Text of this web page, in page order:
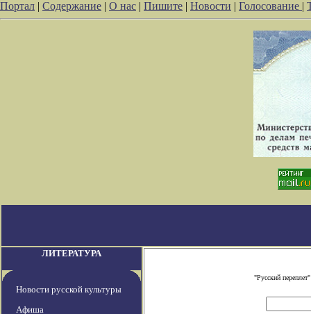
Портал | Содержание | О нас | Пишите | Новости | Голосование |
ЛИТЕРАТУРА
Новости русской культуры
Афиша
"Русский